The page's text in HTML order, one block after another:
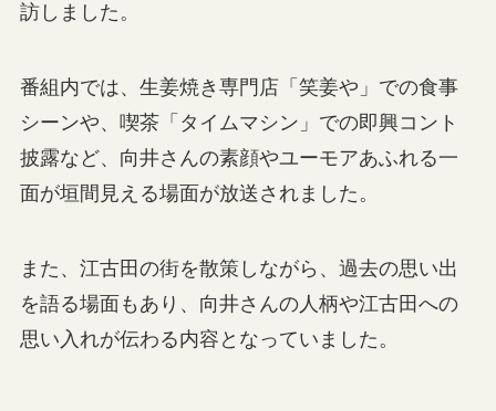
訪しました。
番組内では、生姜焼き専門店「笑姜や」での食事
シーンや、喫茶「タイムマシン」での即興コント
披露など、向井さんの素顔やユーモアあふれる一
面が垣間見える場面が放送されました。
また、江古田の街を散策しながら、過去の思い出
を語る場面もあり、向井さんの人柄や江古田への
思い入れが伝わる内容となっていました。